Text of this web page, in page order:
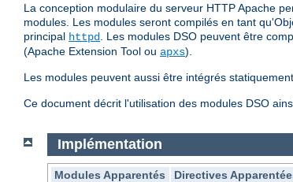
La conception modulaire du serveur HTTP Apache
modules. Les modules seront compilés en tant
principal httpd. Les modules DSO peuvent être
(Apache Extension Tool ou apxs).
Les modules peuvent aussi être intégrés
Ce document décrit l'utilisation des modules DSO
Implémentation
Modules Apparentés
Directives